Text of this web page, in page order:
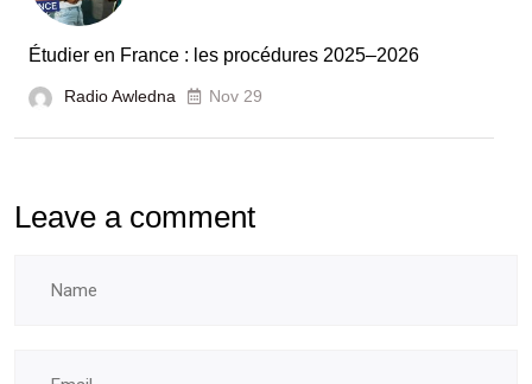
et
écoles
Étudier en France : les procédures 2025–2026
Radio Awledna Nov 29
Leave a comment